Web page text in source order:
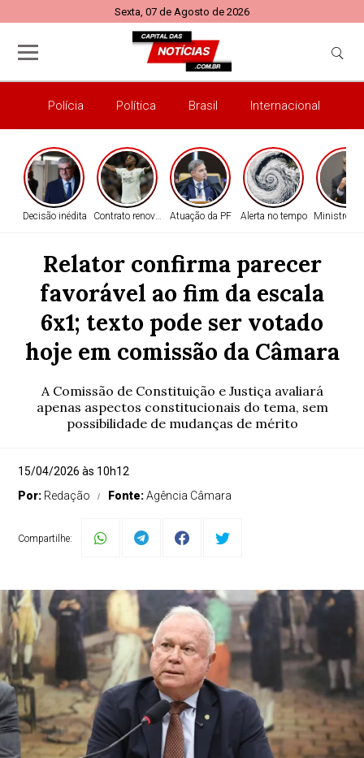
Sexta, 07 de Agosto de 2026
Polícia Política Brasil Internacional
Decisão inédita Contrato renovadoAtuação da PF Alerta no tempo Ministro do
Relator confirma parecer
favorável ao fim da escala
6x1; texto pode ser votado
hoje em comissão da Câmara
A Comissão de Constituição e Justiça avaliará
apenas aspectos constitucionais do tema, sem
possibilidade de mudanças de mérito
15/04/2026 às 10h12
Por: Redação Fonte:Agência Câmara
Compartilhe: